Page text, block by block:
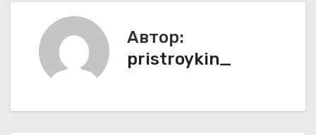
г
Автор:
pristroykin_